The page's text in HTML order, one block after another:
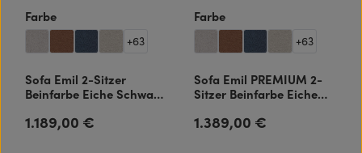
Farbeauswählen
+63
Sofa Emil 2-Sitzer
Beinfarbe Eiche Schwarz
Regulärer Preis:
1.189,00 €
Farbeauswählen
+63
Sofa Emil PREMIUM 2-
Sitzer Beinfarbe Eiche
Regulärer Preis:
1.389,00 €